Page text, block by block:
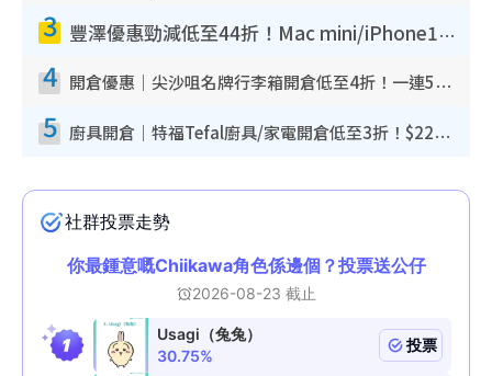
3 豐澤優惠勁減低至44折！Mac mini/iPhone17Pro大減價！廚房家電$220起
4 開倉優惠｜尖沙咀名牌行李箱開倉低至4折！一連5日 American Tourister/ace./Hallmark $200起！
5 廚具開倉｜特福Tefal廚具/家電開倉低至3折！$220起買平底鍋/炒鑊/湯煲！電飯煲/吸塵機/燙斗$418起